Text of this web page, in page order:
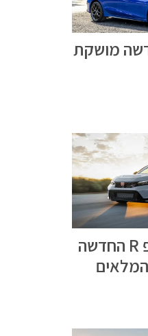
מושקת
הונדה סיוויק טייפ R החדשה